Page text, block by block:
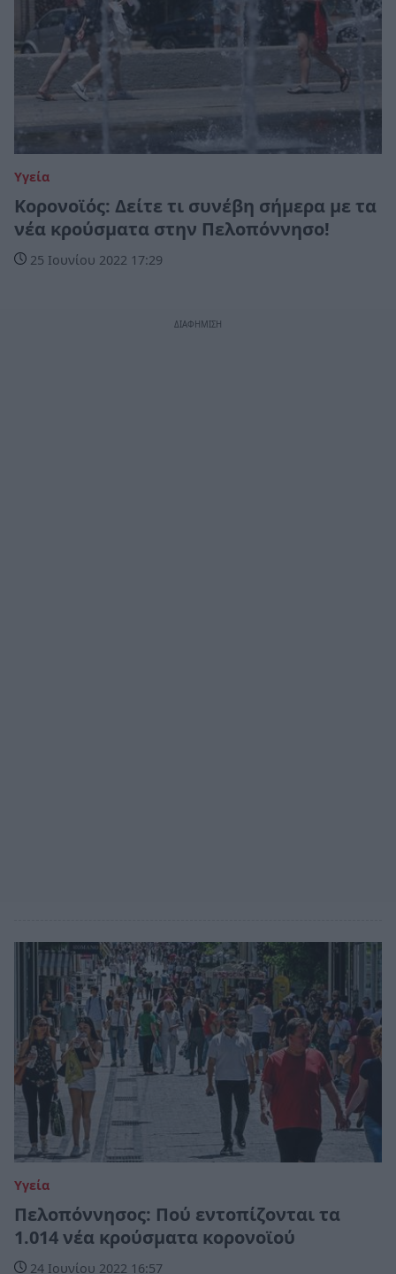
Υγεία
Κορονοϊός: Δείτε τι συνέβη σήμερα με τα
νέα κρούσματα στην Πελοπόννησο!
25 Ιουνίου 2022 17:29
Υγεία
Πελοπόννησος: Πού εντοπίζονται τα
1.014 νέα κρούσματα κορονοϊού
24 Ιουνίου 2022 16:57